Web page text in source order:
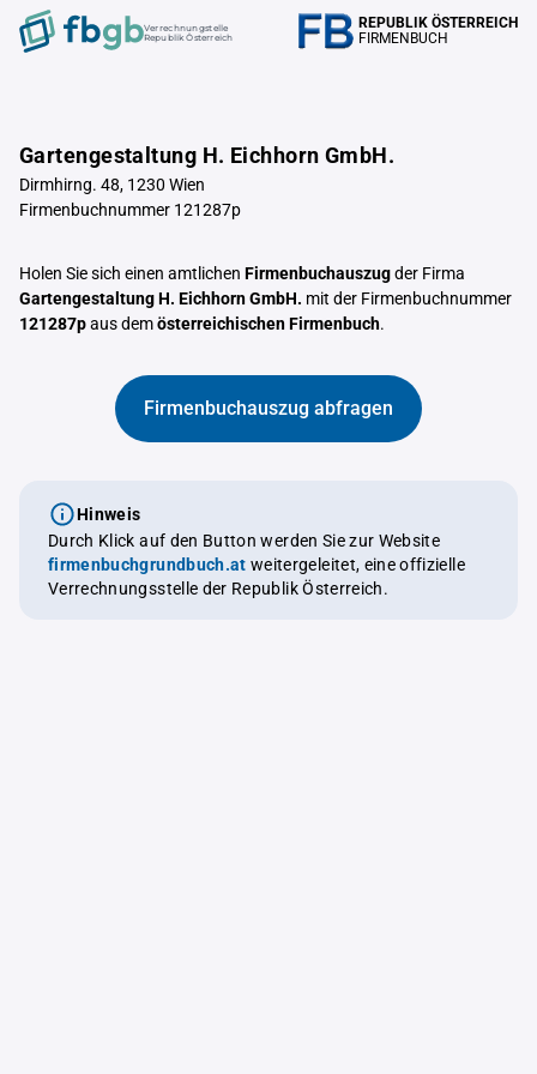
Verrechnungstelle
Republik Österreich
REPUBLIK ÖSTERREICH
FIRMENBUCH
Gartengestaltung H. Eichhorn GmbH.
Dirmhirng. 48, 1230 Wien
Firmenbuchnummer 121287p
Holen Sie sich einen amtlichen Firmenbuchauszugder Firma
Gartengestaltung H. Eichhorn GmbH. mit der Firmenbuchnummer
121287paus demösterreichischen Firmenbuch.
Firmenbuchauszug abfragen
Hinweis
Durch Klick auf den Button werden Sie zur Website
firmenbuchgrundbuch.at weitergeleitet, eine offizielle
Verrechnungsstelle der Republik Österreich.